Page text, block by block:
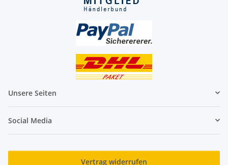
Unsere Seiten
Social Media
Vertrag widerrufen